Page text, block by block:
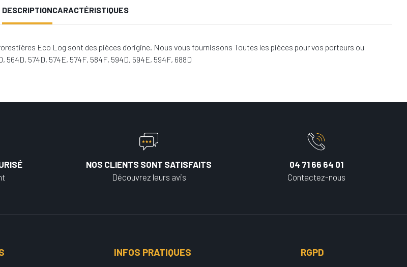
DESCRIPTIONCARACTÉRISTIQUES
Eco Log sont des pièces d'origine. Nous vous fournissons Toutes les pièces pour vos porteurs ou
574D, 574E, 574F, 584F, 594D, 594E, 594F, 688D
NOS CLIENTS SONT SATISFAITS
Découvrez leurs avis
04 71 66 64 01
Contactez-nous
INFOS PRATIQUES RGPD